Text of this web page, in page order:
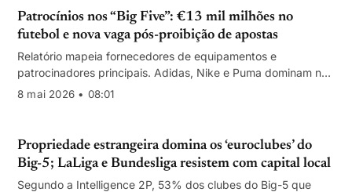
Patrocínios nos “Big Five”: €13 mil milhões no
futebol e nova vaga pós-proibição de apostas
Relatório mapeia fornecedores de equipamentos e
patrocinadores principais. Adidas, Nike e Puma dominam no
topo; proibição de apostas na Premier League em 2026/27
8 mai 2026 • 08:01
Propriedade estrangeira domina os ‘euroclubes’ do
Big-5; LaLiga e Bundesliga resistem com capital local
Segundo a Intelligence 2P, 53% dos clubes do Big-5 que